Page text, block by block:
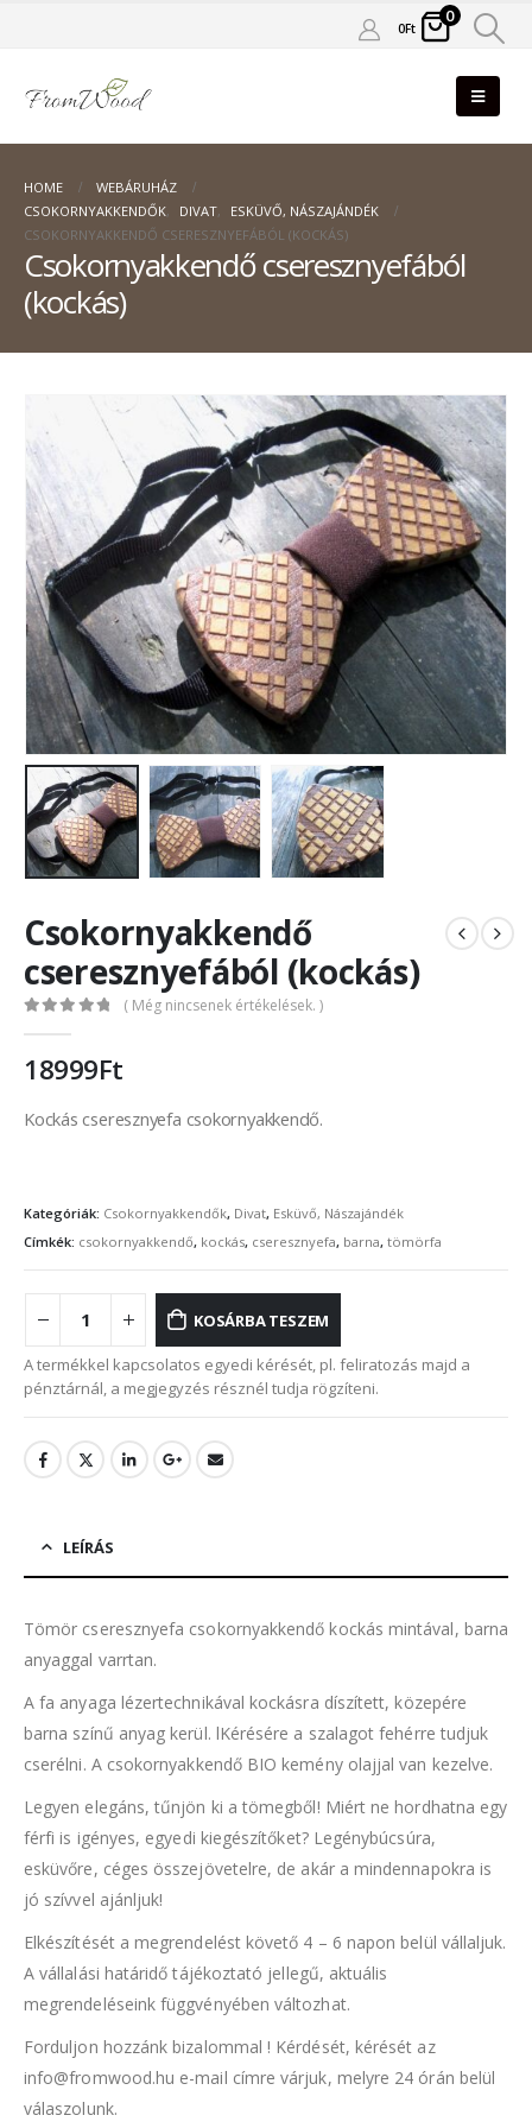
0Ft
0
HOME
WEBÁRUHÁZ
CSOKORNYAKKENDŐK, DIVAT,
ESKÜVŐ, NÁSZAJÁNDÉK
CSOKORNYAKKENDŐ CSERESZNYEFÁBÓL (KOCKÁS)
Csokornyakkendő cseresznyefából
(kockás)
Csokornyakkendő
cseresznyefából (kockás)
( Még nincsenek értékelések. )
18999Ft
Kockás cseresznyefa csokornyakkendő.
Kategóriák: Csokornyakkendők, Divat, Esküvő, Nászajándék
Címkék: csokornyakkendő, kockás, cseresznyefa, barna, tömörfa
KOSÁRBA TESZEM
A termékkel kapcsolatos egyedi kérését, pl. feliratozás majd a
pénztárnál, a megjegyzés résznél tudja rögzíteni.
LEÍRÁS
Tömör cseresznyefa csokornyakkendő kockás mintával, barna
anyaggal varrtan.
A fa anyaga lézertechnikával kockásra díszített, közepére
barna színű anyag kerül. lKérésére a szalagot fehérre tudjuk
cserélni. A csokornyakkendő BIO kemény olajjal van kezelve.
Legyen elegáns, tűnjön ki a tömegből! Miért ne hordhatna egy
férfi is igényes, egyedi kiegészítőket? Legénybúcsúra,
esküvőre, céges összejövetelre, de akár a mindennapokra is
jó szívvel ajánljuk!
Elkészítését a megrendelést követő 4 – 6 napon belül vállaljuk.
A vállalási határidő tájékoztató jellegű, aktuális
megrendeléseink függvényében változhat.
Forduljon hozzánk bizalommal ! Kérdését, kérését az
info@fromwood.hu e-mail címre várjuk, melyre 24 órán belül
válaszolunk.